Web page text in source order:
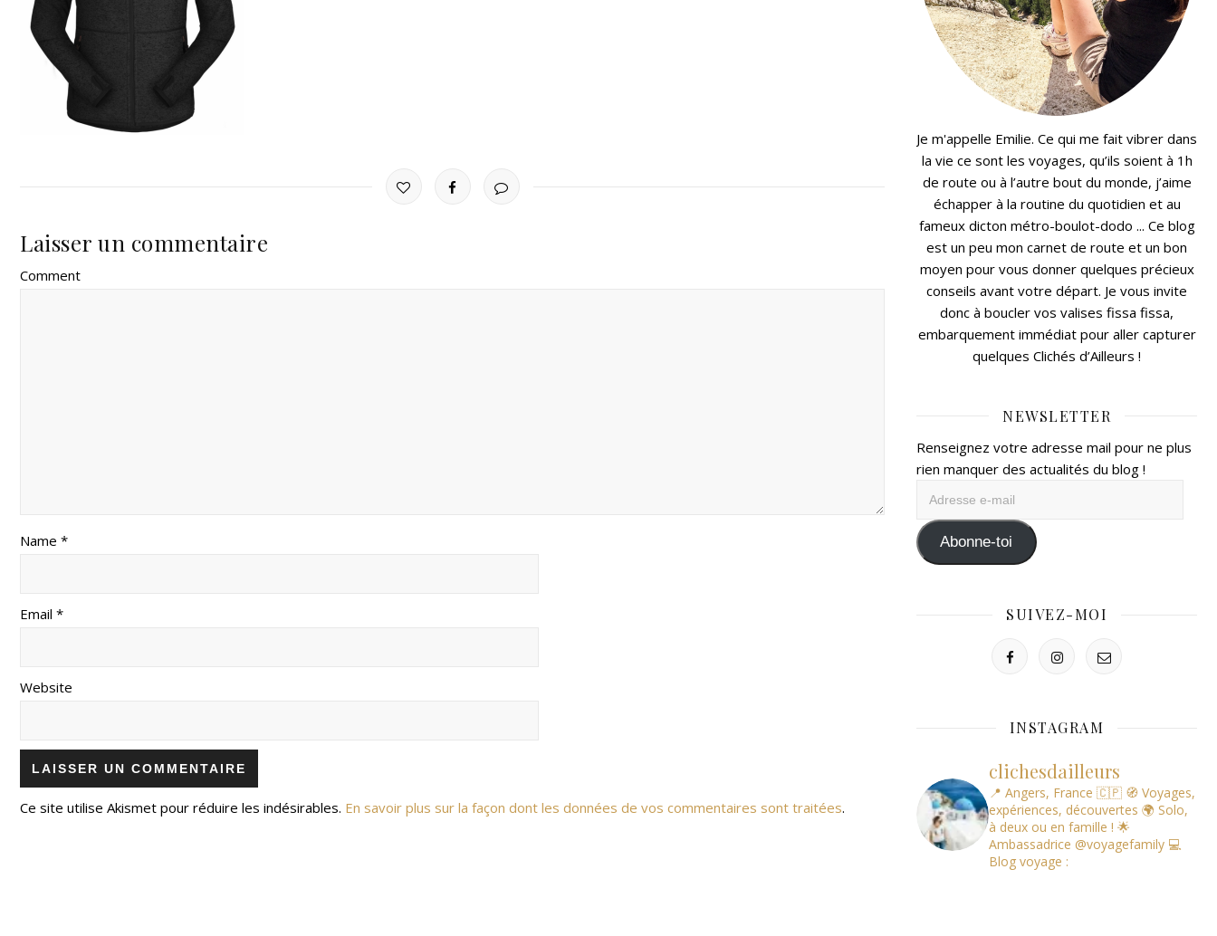
Laisser un commentaire
Comment
Name *
Email *
Website
Ce site utilise Akismet pour réduire les indésirables. En savoir plus sur la façon dont les données de vos commentaires sont traitées.
Je m'appelle Emilie. Ce qui me fait vibrer dans
la vie ce sont les voyages, qu’ils soient à 1h
de route ou à l’autre bout du monde, j’aime
échapper à la routine du quotidien et au
fameux dicton métro-boulot-dodo ... Ce blog
est un peu mon carnet de route et un bon
moyen pour vous donner quelques précieux
conseils avant votre départ. Je vous invite
donc à boucler vos valises fissa fissa,
embarquement immédiat pour aller capturer
quelques Clichés d’Ailleurs !
NEWSLETTER
Renseignez votre adresse mail pour ne plus
rien manquer des actualités du blog !
mail Abonne-toi
SUIVEZ-MOI
INSTAGRAM
clichesdailleurs
📍 Angers, France 🇨🇵 🧭 Voyages,
expériences, découvertes 🌍 Solo,
à deux ou en famille ! 🌟
Ambassadrice @voyagefamily 💻
Blog voyage :